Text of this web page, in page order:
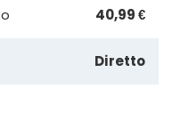
40,99 €
Diretto